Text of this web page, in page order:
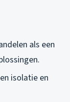
als een
isolatie en